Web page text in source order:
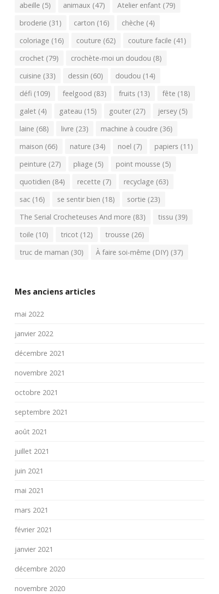
abeille (5) animaux (47) Atelier enfant (79)
broderie (31) carton (16) chèche (4)
coloriage (16) couture (62) couture facile (41)
crochet (79) crochète-moi un doudou (8)
cuisine (33) dessin (60) doudou (14)
défi (109) feelgood (83) fruits (13) fête (18)
galet (4) gateau (15) gouter (27) jersey (5)
laine (68) livre (23) machine à coudre (36)
maison (66) nature (34) noel (7) papiers (11)
peinture (27) pliage (5) point mousse (5)
quotidien (84) recette (7) recyclage (63)
sac (16) se sentir bien (18) sortie (23)
The Serial Crocheteuses And more (83) tissu (39)
toile (10) tricot (12) trousse (26)
truc de maman (30) À faire soi-même (DIY) (37)
Mes anciens articles
mai 2022
janvier 2022
décembre 2021
novembre 2021
octobre 2021
septembre 2021
août 2021
juillet 2021
juin 2021
mai 2021
mars 2021
février 2021
janvier 2021
décembre 2020
novembre 2020